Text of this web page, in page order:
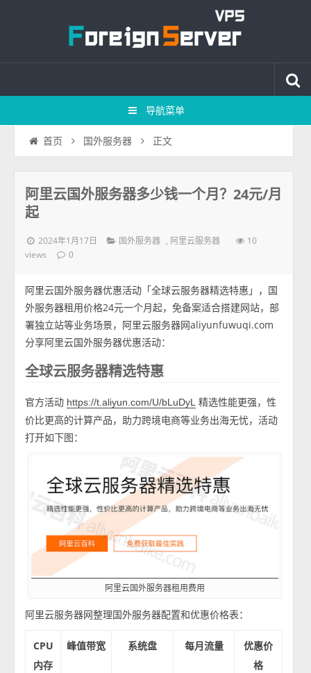
导航菜单
首页 国外服务器 正文
阿里云国外服务器多少钱一个月？24元/月
起
2024年1月17日 国外服务器 , 阿里云服务器
10
views
0
阿里云国外服务器优惠活动「全球云服务器精选特惠」，国
外服务器租用价格24元一个月起，免备案适合搭建网站，部
署独立站等业务场景，阿里云服务器网aliyunfuwuqi.com
分享阿里云国外服务器优惠活动：
全球云服务器精选特惠
官方活动 https://t.aliyun.com/U/bLuDyL 精选性能更强，性
价比更高的计算产品，助力跨境电商等业务出海无忧，活动
打开如下图：
阿里云国外服务器租用费用
阿里云服务器网整理国外服务器配置和优惠价格表：
CPU
内存
峰值带宽 系统盘 每月流量
优惠价
格